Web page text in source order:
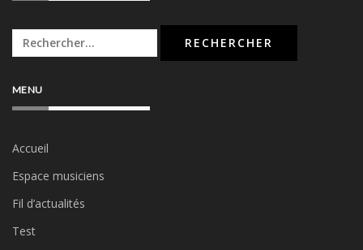
Rechercher :
MENU
Accueil
Espace musiciens
Fil d’actualités
Test